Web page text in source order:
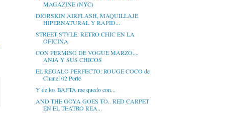
MAGAZINE (NYC)
DIORSKIN AIRFLASH, MAQUILLAJE
HIPERNATURAL Y RAPID...
STREET STYLE: RETRO CHIC EN LA
OFICINA
CON PERMISO DE VOGUE MARZO....
ANJA Y SUS CHICOS
EL REGALO PERFECTO: ROUGE COCO de
Chanel 02 Perlé
Y de los BAFTA me quedo con...
AND THE GOYA GOES TO.. RED CARPET
EN EL TEATRO REA...